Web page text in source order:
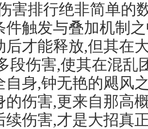
害排行绝非简单的
件触发与叠加机制
后才能释放,但其在
段伤害,使其在混乱
自身,钟无艳的飓风
的伤害,更来自那高
续伤害,才是大招真